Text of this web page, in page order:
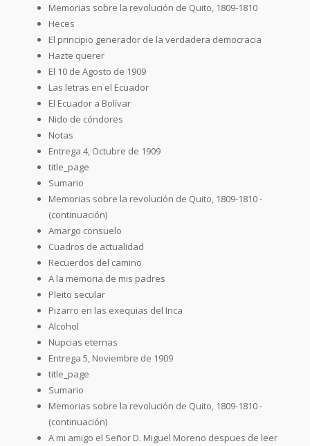
Memorias sobre la revolución de Quito, 1809-1810
Heces
El principio generador de la verdadera democracia
Hazte querer
El 10 de Agosto de 1909
Las letras en el Ecuador
El Ecuador a Bolívar
Nido de cóndores
Notas
Entrega 4, Octubre de 1909
title_page
Sumario
Memorias sobre la revolución de Quito, 1809-1810 -
(continuación)
Amargo consuelo
Cuadros de actualidad
Recuerdos del camino
A la memoria de mis padres
Pleito secular
Pizarro en las exequias del Inca
Alcohol
Nupcias eternas
Entrega 5, Noviembre de 1909
title_page
Sumario
Memorias sobre la revolución de Quito, 1809-1810 -
(continuación)
A mi amigo el Señor D. Miguel Moreno despues de leer